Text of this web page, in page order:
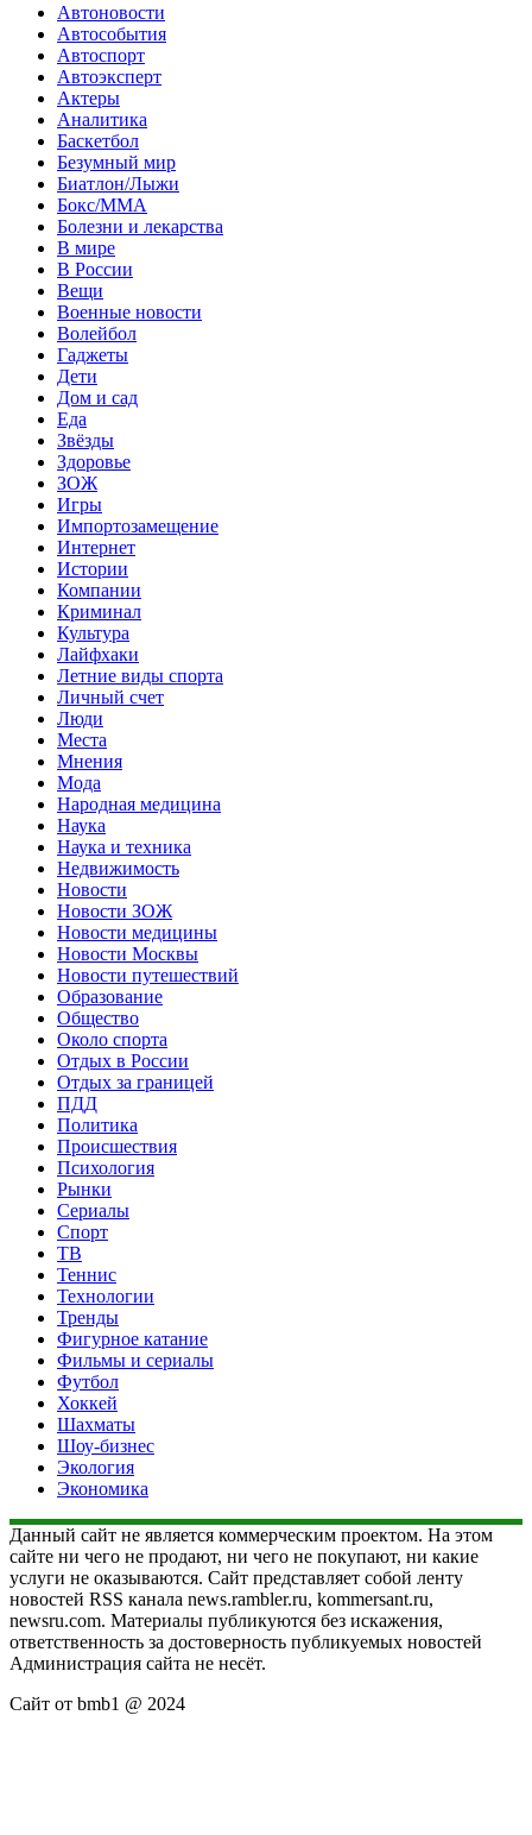
Автоновости
Автособытия
Автоспорт
Автоэксперт
Актеры
Аналитика
Баскетбол
Безумный мир
Биатлон/Лыжи
Бокс/MMA
Болезни и лекарства
В мире
В России
Вещи
Военные новости
Волейбол
Гаджеты
Дети
Дом и сад
Еда
Звёзды
Здоровье
ЗОЖ
Игры
Импортозамещение
Интернет
Истории
Компании
Криминал
Культура
Лайфхаки
Летние виды спорта
Личный счет
Люди
Места
Мнения
Мода
Народная медицина
Наука
Наука и техника
Недвижимость
Новости
Новости ЗОЖ
Новости медицины
Новости Москвы
Новости путешествий
Образование
Общество
Около спорта
Отдых в России
Отдых за границей
ПДД
Политика
Происшествия
Психология
Рынки
Сериалы
Спорт
ТВ
Теннис
Технологии
Тренды
Фигурное катание
Фильмы и сериалы
Футбол
Хоккей
Шахматы
Шоу-бизнес
Экология
Экономика
Данный сайт не является коммерческим проектом. На этом
сайте ни чего не продают, ни чего не покупают, ни какие
услуги не оказываются. Сайт представляет собой ленту
новостей RSS канала news.rambler.ru, kommersant.ru,
newsru.com. Материалы публикуются без искажения,
ответственность за достоверность публикуемых новостей
Администрация сайта не несёт.
Сайт от bmb1 @ 2024